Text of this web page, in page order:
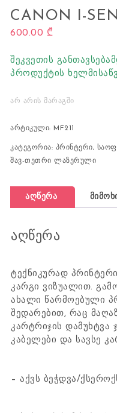
CANON I-
600.00 ₾
შეკვეთის
პროდუქტის
ᲐᲠ ᲐᲠᲘᲡ ᲛᲐᲠᲐᲒᲨᲘ
არტიკული: MF211
კატეგორია: პრინტერი,
შავ-თეთრი ლაზერული
აღწერა
აღწერა
ტექნიკურად
კარგი ვიზუალით.
ახალი წარმოებული
შედარებით, რაც
კარტრიჯის დამუხტვა
კაბელები და სავსე
– აქვს ბეჭდვა/